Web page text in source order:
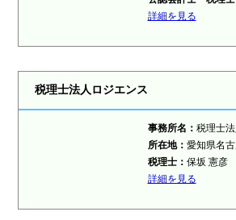
詳細を見る
税理士法人ロジエンス
事務所名： 税理士
所在地： 愛知県名
税理士： 保坂 憲彦
詳細を見る